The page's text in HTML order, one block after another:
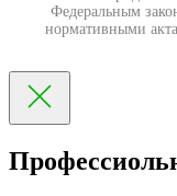
Федеральным
нормативными